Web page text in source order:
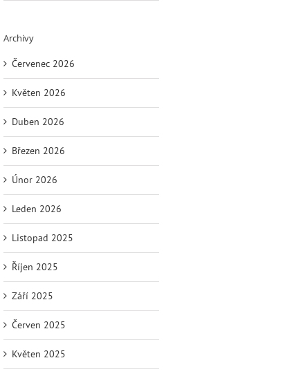
Archivy
Červenec 2026
Květen 2026
Duben 2026
Březen 2026
Únor 2026
Leden 2026
Listopad 2025
Říjen 2025
Září 2025
Červen 2025
Květen 2025